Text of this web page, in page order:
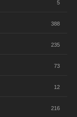
5
388
235
73
12
216